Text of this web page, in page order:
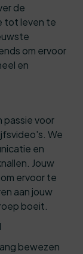
de
tot leven te
om ervoor
en
passie voor
We
en
Jouw
ervoor te
aan jouw
boeit.
bewezen